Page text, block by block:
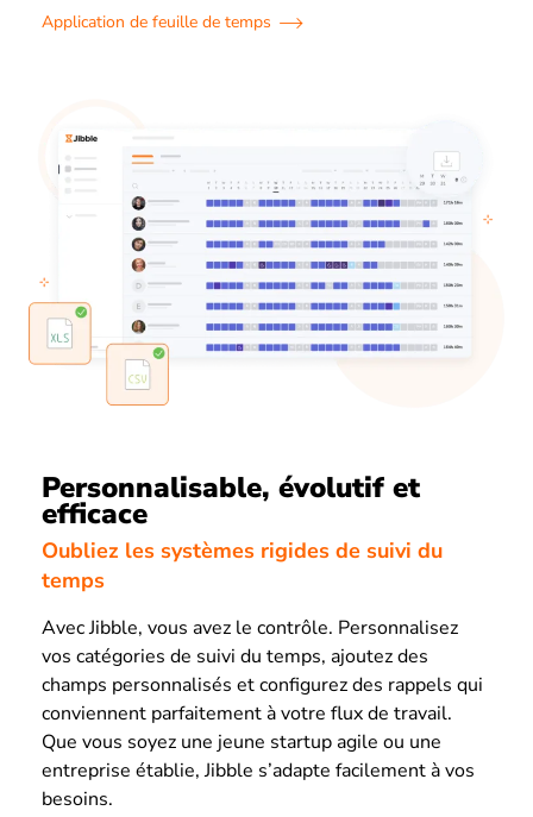
Application de feuille de temps
Personnalisable, évolutif et
efficace
Oubliez les systèmes rigides de suivi du
temps
Avec Jibble, vous avez le contrôle. Personnalisez
vos catégories de suivi du temps, ajoutez des
champs personnalisés et configurez des rappels qui
conviennent parfaitement à votre flux de travail.
Que vous soyez une jeune startup agile ou une
entreprise établie, Jibble s’adapte facilement à vos
besoins.